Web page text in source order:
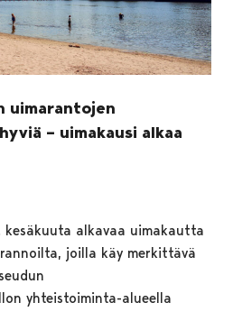
uimarantojen
– uimakausi alkaa
kesäkuuta alkavaa uimakautta
joilla käy merkittävä
yhteistoiminta-alueella